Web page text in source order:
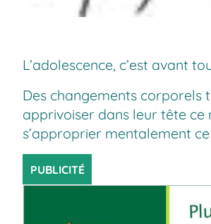
L’adolescence, c’est avant
Des changements corporels
apprivoiser dans leur tête ce
s’approprier mentalement
PUBLICITÉ